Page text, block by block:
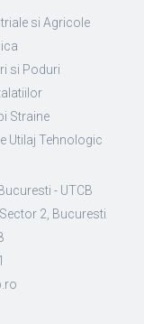
si Agricole
si Poduri
Straine
Utilaj Tehnologic
- UTCB
2, Bucuresti